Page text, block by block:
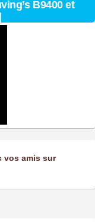
B9400 et
vos amis sur